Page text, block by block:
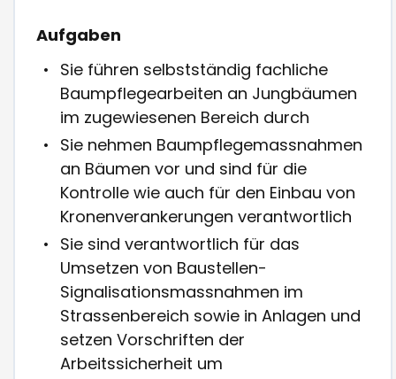
Aufgaben
Sie führen selbstständig fachliche
Baumpflegearbeiten an Jungbäumen
im zugewiesenen Bereich durch
Sie nehmen Baumpflegemassnahmen
an Bäumen vor und sind für die
Kontrolle wie auch für den Einbau von
Kronenverankerungen verantwortlich
Sie sind verantwortlich für das
Umsetzen von Baustellen-
Signalisationsmassnahmen im
Strassenbereich sowie in Anlagen und
setzen Vorschriften der
Arbeitssicherheit um